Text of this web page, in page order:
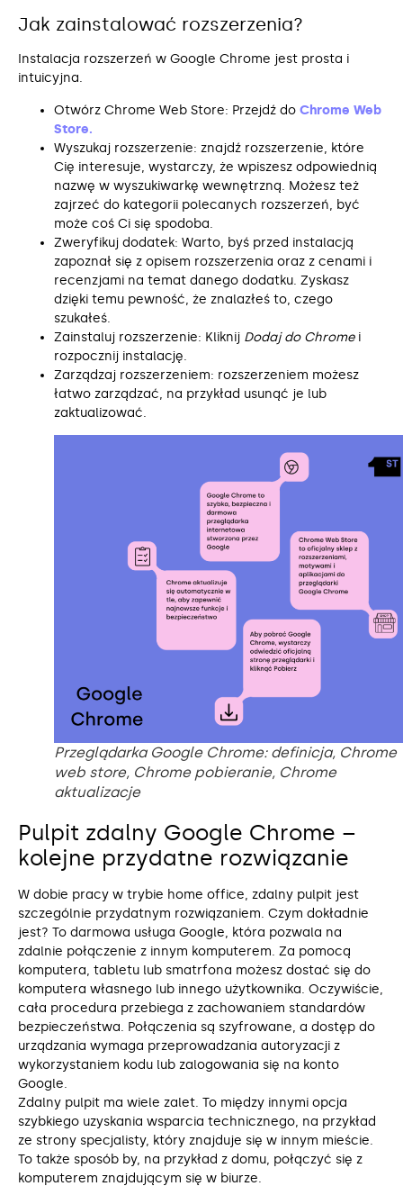
Jak zainstalować rozszerzenia?
Instalacja rozszerzeń w Google Chrome jest prosta i
intuicyjna.
Otwórz Chrome Web Store: Przejdź do Chrome Web
Store.
Wyszukaj rozszerzenie: znajdź rozszerzenie, które
Cię interesuje, wystarczy, że wpiszesz odpowiednią
nazwę w wyszukiwarkę wewnętrzną. Możesz też
zajrzeć do kategorii polecanych rozszerzeń, być
może coś Ci się spodoba.
Zweryfikuj dodatek: Warto, byś przed instalacją
zapoznał się z opisem rozszerzenia oraz z cenami i
recenzjami na temat danego dodatku. Zyskasz
dzięki temu pewność, że znalazłeś to, czego
szukałeś.
Zainstaluj rozszerzenie: Kliknij Dodaj do Chrome i
rozpocznij instalację.
Zarządzaj rozszerzeniem: rozszerzeniem możesz
łatwo zarządzać, na przykład usunąć je lub
zaktualizować.
Przeglądarka Google Chrome: definicja, Chrome
web store, Chrome pobieranie, Chrome
aktualizacje
Pulpit zdalny Google Chrome –
kolejne przydatne rozwiązanie
W dobie pracy w trybie home office, zdalny pulpit jest
szczególnie przydatnym rozwiązaniem. Czym dokładnie
jest? To darmowa usługa Google, która pozwala na
zdalnie połączenie z innym komputerem. Za pomocą
komputera, tabletu lub smatrfona możesz dostać się do
komputera własnego lub innego użytkownika. Oczywiście,
cała procedura przebiega z zachowaniem standardów
bezpieczeństwa. Połączenia są szyfrowane, a dostęp do
urządzania wymaga przeprowadzania autoryzacji z
wykorzystaniem kodu lub zalogowania się na konto
Google.
Zdalny pulpit ma wiele zalet. To między innymi opcja
szybkiego uzyskania wsparcia technicznego, na przykład
ze strony specjalisty, który znajduje się w innym mieście.
To także sposób by, na przykład z domu, połączyć się z
komputerem znajdującym się w biurze.